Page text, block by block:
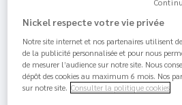
on est interdit
14.3K
Nickel est par définition le
êtes interdit bancaire, vous
Nickel respecte votre vie privée
Notre site internet et nos partenaires utilisent
de la publicité personnalisée et pour nous
de mesurer l’audience sur notre site. Nous
dépôt des cookies au maximum 6 mois. Nos
sur notre site. Consulter la politique cookies